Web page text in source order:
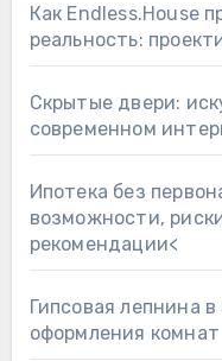
Как Endless.House
реальность:
Скрытые двери:
современном
Ипотека без
возможности,
рекомендации<
Гипсовая лепнина
оформления комнат